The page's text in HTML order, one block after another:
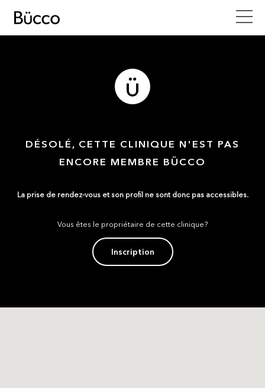
DÉSOLÉ, CETTE CLINIQUE N'EST PAS
ENCORE MEMBRE BÜCCO
La prise de rendez-vous et son profil ne sont donc pas accessibles.
Vous êtes le propriétaire de cette clinique?
Inscription